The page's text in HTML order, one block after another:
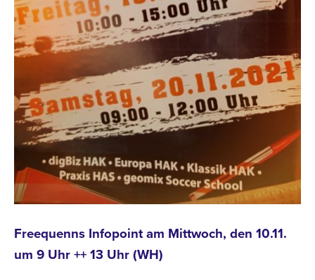
Freequenns Infopoint am Mittwoch, den 10.11.
um 9 Uhr ++ 13 Uhr (WH)